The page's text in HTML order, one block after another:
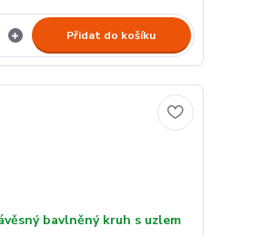
Přidat do košíku